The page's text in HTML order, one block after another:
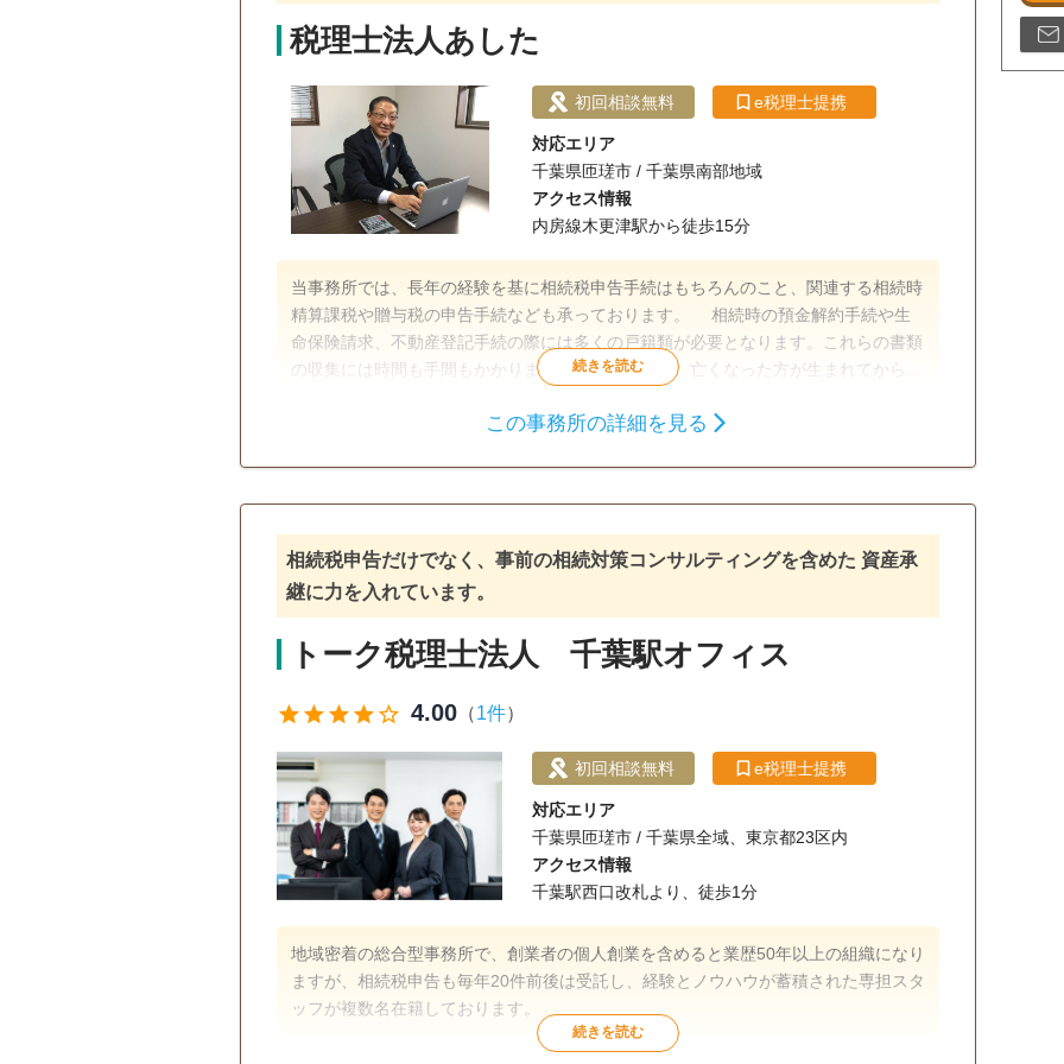
税理士法人あした
初回相談無料 e税理士提携
対応エリア
千葉県匝瑳市 / 千葉県南部地域
アクセス情報
内房線木更津駅から徒歩15分
当事務所では、長年の経験を基に相続税申告手続はもちろんのこと、関連する相続時
精算課税や贈与税の申告手続なども承っております。 相続時の預金解約手続や生
命保険請求、不動産登記手続の際には多くの戸籍類が必要となります。これらの書類
の収集には時間も手間もかかります。当事務所では、亡くなった方が生まれてから亡
基に、相続手続に便利な法定相続情報一覧図の作成手続も併せて代行しております。
遺産分割 生前贈与 相続財産調査
この事務所の詳細を見る
相続税申告だけでなく、事前の相続対策コンサルティングを含めた 資産承
継に力を入れています。
トーク税理士法人 千葉駅オフィス
starstarstarstarstar_outline 4.00 （1件）
初回相談無料 e税理士提携
対応エリア
千葉県匝瑳市 / 千葉県全域、東京都23区内
アクセス情報
千葉駅西口改札より、徒歩1分
地域密着の総合型事務所で、創業者の個人創業を含めると業歴50年以上の組織になり
ますが、相続税申告も毎年20件前後は受託し、経験とノウハウが蓄積された専担スタ
ッフが複数名在籍しております。